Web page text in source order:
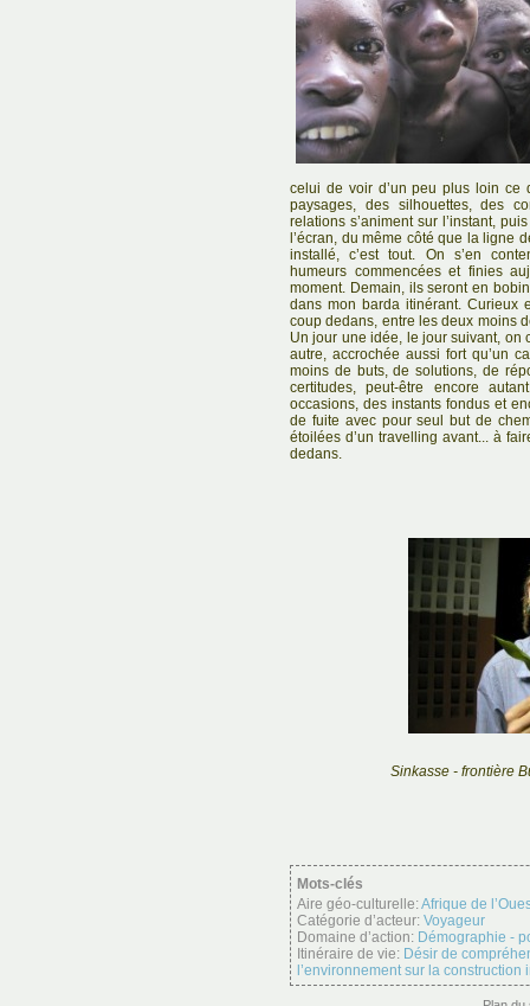
celui de voir d’un peu plus loin ce
paysages, des silhouettes, des
relations s’animent sur l’instant,
l’écran, du même côté que la ligne
installé, c’est tout. On s’en
humeurs commencées et finies
moment. Demain, ils seront en
dans mon barda itinérant. Curieux
coup dedans, entre les deux moins
Un jour une idée, le jour suivant, on
autre, accrochée aussi fort qu’un
moins de buts, de solutions, de
certitudes, peut-être encore
occasions, des instants fondus et
de fuite avec pour seul but de
étoilées d’un travelling avant... à
dedans.
Sinkasse - frontière
Mots-clés
Aire géo-culturelle:Afrique de
Catégorie d’acteur: Voyageur
Domaine d’action: Démographie -
Itinéraire de vie: Désir de
l’environnement sur la construction